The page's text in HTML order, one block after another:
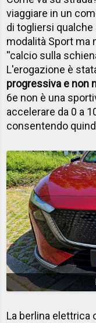
viaggiare in un
di togliersi
modalità Sport ma
''calcio sulla
L'erogazione è
progressiva e non
6e non è una
accelerare da 0 a
consentendo
La berlina elettrica